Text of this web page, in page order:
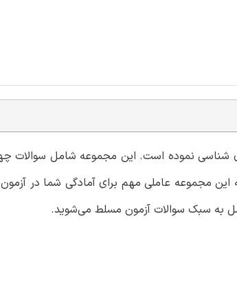
شناسی نموده است. این مجموعه شامل سوالات
این مجموعه عاملی مهم برای آمادگی شما در
به سبک سوالات آزمون مسلط می‌شوید.